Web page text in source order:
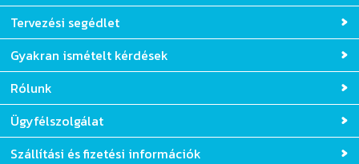
Tervezési segédlet
Gyakran ismételt kérdések
Rólunk
Ügyfélszolgálat
Szállítási és fizetési információk